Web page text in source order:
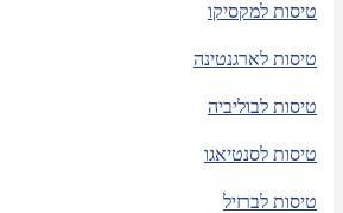
טיסות למקסיקו
טיסות לארגנטינה
טיסות לבוליביה
טיסות לסנטיאגו
טיסות לברזיל